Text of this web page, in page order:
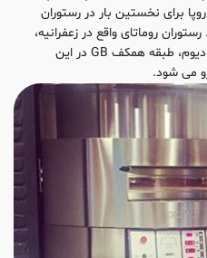
برای نخستین بار در رستوران
روماتای واقع در زعفرانیه،
خیایان مقدس اردبیلی، فود کورت پالادیوم، طبقه همکف GB در این
می شود.